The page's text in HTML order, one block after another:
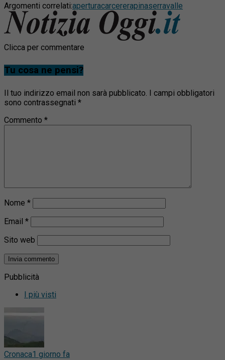
Argomenti correlati:aperturacarcererapinaserravalle
Clicca per commentare
Tu cosa ne pensi?
Il tuo indirizzo email non sarà pubblicato.
I campi obbligatori
sono contrassegnati *
Commento *
Nome *
Email *
Sito web
Pubblicità
I più visti
Cronaca1 giorno fa